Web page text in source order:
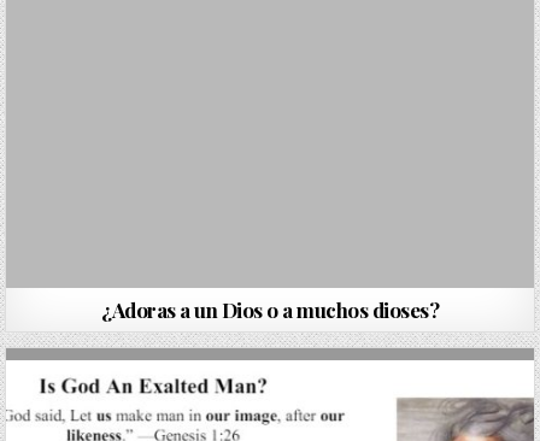
¿Adoras a un Dios o a muchos dioses?